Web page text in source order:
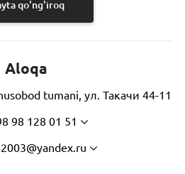
qo'ng'iroq
Aloqa
tumani, ул. Такачи 44-11
98 128 01 51